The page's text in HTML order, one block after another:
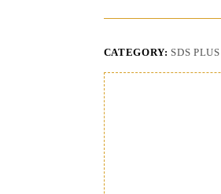
pilot
CATEGORY: SDS PLUS